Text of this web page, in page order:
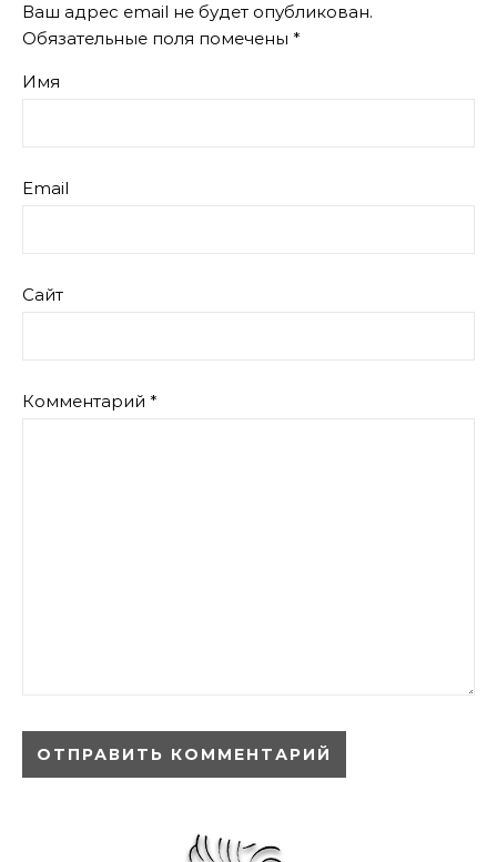
Ваш адрес email не будет опубликован.
Обязательные поля помечены *
Имя
Email
Сайт
Комментарий *